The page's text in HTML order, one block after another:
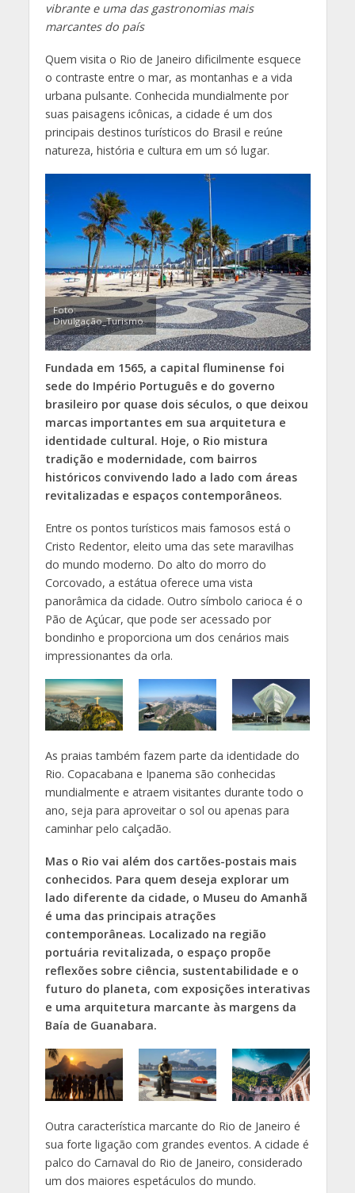
vibrante e uma das gastronomias mais
marcantes do país
Quem visita o Rio de Janeiro dificilmente esquece
o contraste entre o mar, as montanhas e a vida
urbana pulsante. Conhecida mundialmente por
suas paisagens icônicas, a cidade é um dos
principais destinos turísticos do Brasil e reúne
natureza, história e cultura em um só lugar.
Foto:
Divulgação_Turismo
Fundada em 1565, a capital fluminense foi
sede do Império Português e do governo
brasileiro por quase dois séculos, o que deixou
marcas importantes em sua arquitetura e
identidade cultural. Hoje, o Rio mistura
tradição e modernidade, com bairros
históricos convivendo lado a lado com áreas
revitalizadas e espaços contemporâneos.
Entre os pontos turísticos mais famosos está o
Cristo Redentor, eleito uma das sete maravilhas
do mundo moderno. Do alto do morro do
Corcovado, a estátua oferece uma vista
panorâmica da cidade. Outro símbolo carioca é o
Pão de Açúcar, que pode ser acessado por
bondinho e proporciona um dos cenários mais
impressionantes da orla.
As praias também fazem parte da identidade do
Rio. Copacabana e Ipanema são conhecidas
mundialmente e atraem visitantes durante todo o
ano, seja para aproveitar o sol ou apenas para
caminhar pelo calçadão.
Mas o Rio vai além dos cartões-postais mais
conhecidos. Para quem deseja explorar um
lado diferente da cidade, o Museu do Amanhã
é uma das principais atrações
contemporâneas. Localizado na região
portuária revitalizada, o espaço propõe
reflexões sobre ciência, sustentabilidade e o
futuro do planeta, com exposições interativas
e uma arquitetura marcante às margens da
Baía de Guanabara.
Outra característica marcante do Rio de Janeiro é
sua forte ligação com grandes eventos. A cidade é
palco do Carnaval do Rio de Janeiro, considerado
um dos maiores espetáculos do mundo.